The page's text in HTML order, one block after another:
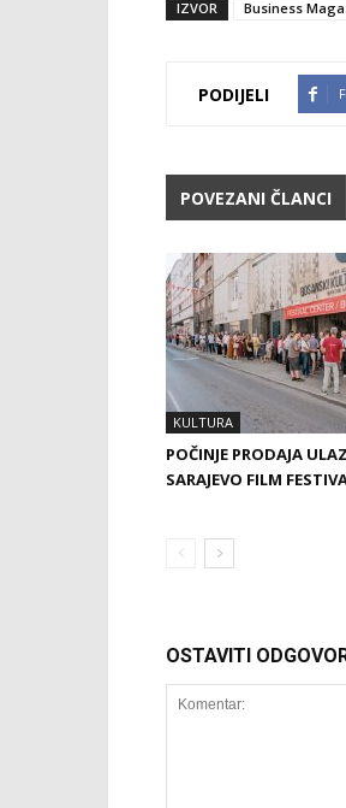
IZVOR Business
PODIJELI
POVEZANI ČLANCI
KULTURA
POČINJE PRODAJA
SARAJEVO FILM
OSTAVITI